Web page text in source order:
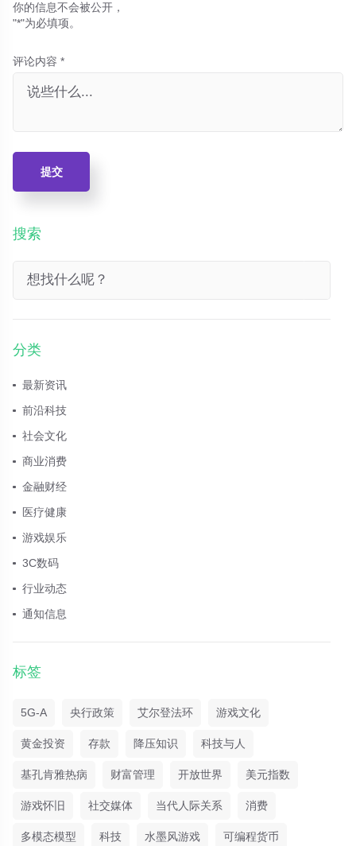
你的信息不会被公开，
"*"为必填项。
评论内容 *
提交
搜索
分类
最新资讯
前沿科技
社会文化
商业消费
金融财经
医疗健康
游戏娱乐
3C数码
行业动态
通知信息
标签
5G-A 央行政策 艾尔登法环 游戏文化
黄金投资 存款 降压知识 科技与人
基孔肯雅热病 财富管理 开放世界 美元指数
游戏怀旧 社交媒体 当代人际关系 消费
多模态模型 科技 水墨风游戏 可编程货币